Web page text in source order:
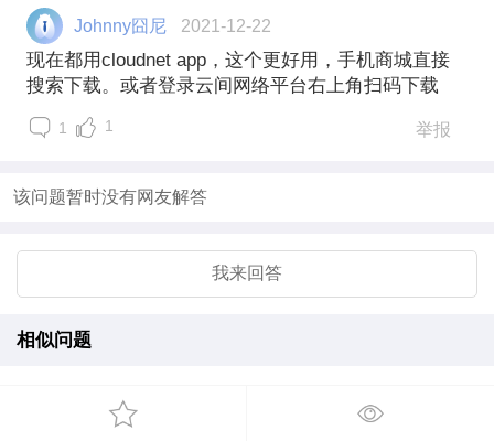
Johnny囧尼 2021-12-22
现在都用cloudnet app，这个更好用，手机商城直接
搜索下载。或者登录云间网络平台右上角扫码下载
1 1 举报
该问题暂时没有网友解答
我来回答
相似问题